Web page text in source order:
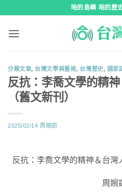
咱的島嶼 咱的歷
分類文章, 台灣文學與藝術, 台灣歷史, 國家
反抗：李喬文學的精
（舊文新刊）
2025/02/14 周婉窈
反抗：李喬文學的精神＆台灣
周婉